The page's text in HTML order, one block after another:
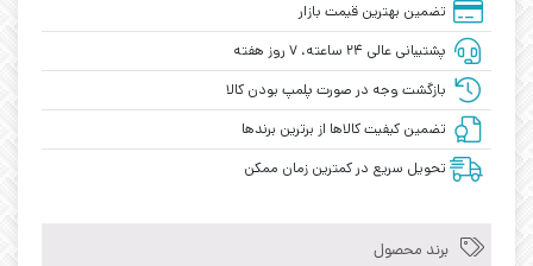
تضمین بهترین قیمت بازار
پشتیبانی عالی ۲۴ ساعته، ۷ روز هفته
بازگشت وجه در صورت پلمپ بودن کالا
تضمین کیفیت کالاها از برترین برندها
تحویل سریع در کمترین زمان ممکن
برند محصول